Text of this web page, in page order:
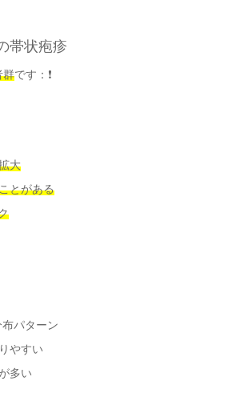
帯状疱疹
群です：❗
大
とがある
パターン
やすい
多い